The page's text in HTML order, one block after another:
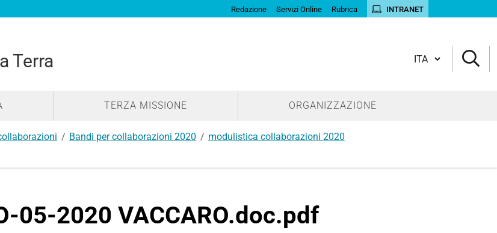
Redazione Servizi Online Rubrica INTRANET
Terra Cambia lingua
TERZA MISSIONE ORGANIZZAZIONE
Bandi per collaborazioni 2020
modulistica collaborazioni 2020
05-2020 VACCARO.doc.pdf